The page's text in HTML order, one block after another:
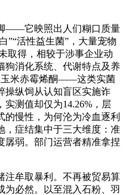
它映照出人们糊口质量
”“活性益生菌”，大量宠物
取得，相较于涉事企业动
狗消化系统、代谢特点及养
玉米赤霉烯酮——这类实菌
操纵饲从认知盲区实施诈
测值却仅为14.26%，层
的慢性，为何沦为冷血逐利
，症结集中于三大维度：准
孱弱。部门运营者精准拿捏
牟取暴利。不再被贸易算
为必然。以至混入石粉、羽